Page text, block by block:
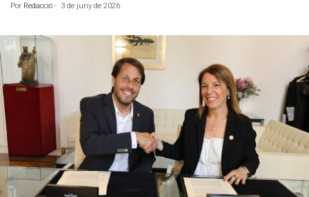
Por Redacció - 3 de juny de 2026